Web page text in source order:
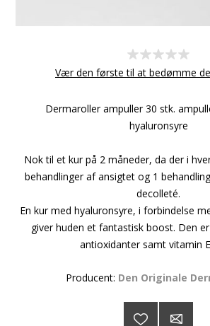
Vær den første til at bedømme
Dermaroller ampuller 30 stk.
hyaluronsyre
Nok til et kur på 2 måneder, da der i
behandlinger af ansigtet og 1
decolleté.
En kur med hyaluronsyre, i forbindelse
giver huden et fantastisk boost. Den
antioxidanter samt vitamin
Producent: Den Originale